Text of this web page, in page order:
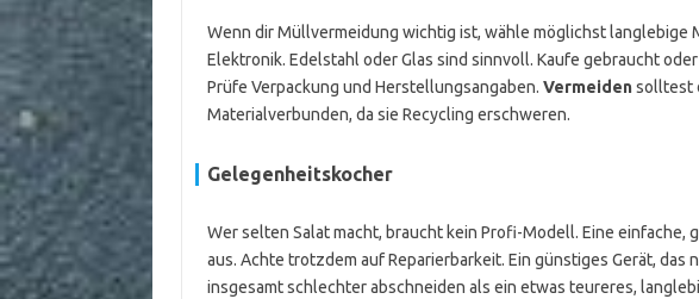
Wenn dir Müllvermeidung wichtig ist, wähle möglichst langlebige
Elektronik. Edelstahl oder Glas sind sinnvoll. Kaufe gebraucht
Prüfe Verpackung und Herstellungsangaben. Vermeidensolltest
Materialverbunden, da sie Recycling erschweren.
Gelegenheitskocher
Wer selten Salat macht, braucht kein Profi-Modell. Eine
aus. Achte trotzdem auf Reparierbarkeit. Ein günstiges Gerät, das
insgesamt schlechter abschneiden als ein etwas teureres,